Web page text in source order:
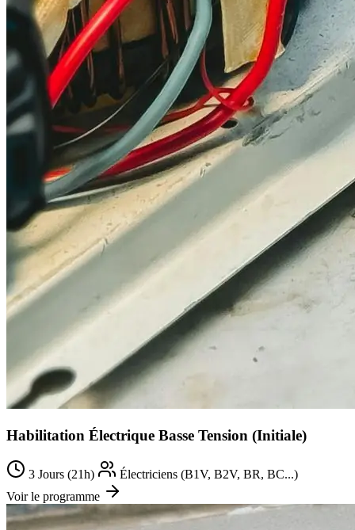
Habilitation Électrique Basse Tension (Initiale)
3 Jours (21h)
Électriciens (B1V, B2V, BR, BC...)
Voir le programme